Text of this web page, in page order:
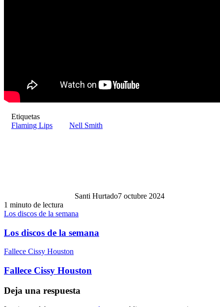
Etiquetas
Flaming Lips
Nell Smith
Santi Hurtado7 octubre 2024
1 minuto de lectura
Los discos de la semana
Los discos de la semana
Fallece Cissy Houston
Fallece Cissy Houston
Deja una respuesta